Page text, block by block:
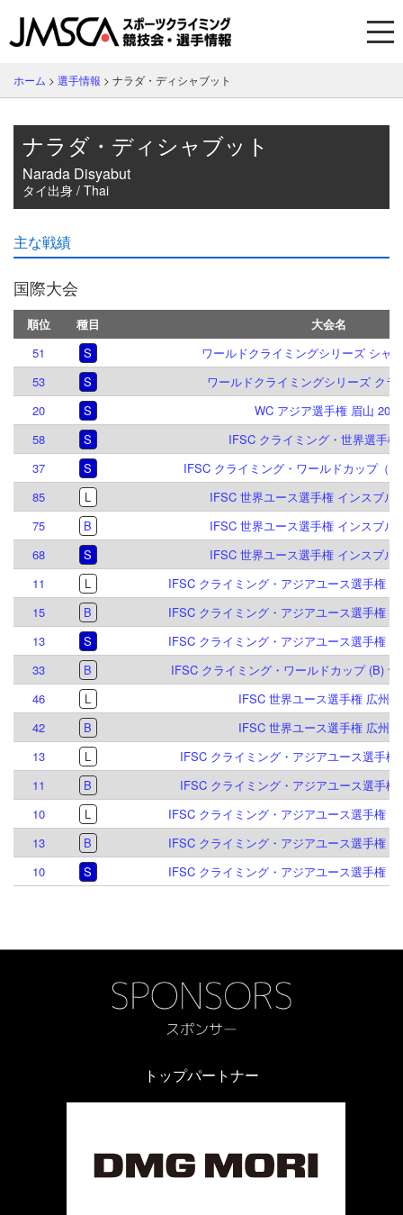
ホーム > 選手情報 > ナラダ・ディシャブット
ナラダ・ディシャブット
Narada Disyabut
タイ出身 / Thai
主な戦績
国際大会
順位 種目
大会名
51
S
ワールドクライミングシリーズ シャ
53
S
ワールドクライミングシリーズ クラ
20
S
WC アジア選手権 眉山 2026
58
S
IFSC クライミング・世界選手権
37
S
IFSC クライミング・ワールドカップ（
85
L
IFSC 世界ユース選手権 インスブル
75
B
IFSC 世界ユース選手権 インスブル
68
S
IFSC 世界ユース選手権 インスブル
11
L
IFSC クライミング・アジアユース選手権
15
B
IFSC クライミング・アジアユース選手権
13
S
IFSC クライミング・アジアユース選手権
33
B
IFSC クライミング・ワールドカップ (B)
46
L
IFSC 世界ユース選手権 広州
42
B
IFSC 世界ユース選手権 広州
13
L
IFSC クライミング・アジアユース選手権
11
B
IFSC クライミング・アジアユース選手権
10
L
IFSC クライミング・アジアユース選手権
13
B
IFSC クライミング・アジアユース選手権
10
S IFSC クライミング・アジアユース選手権
トップパートナー